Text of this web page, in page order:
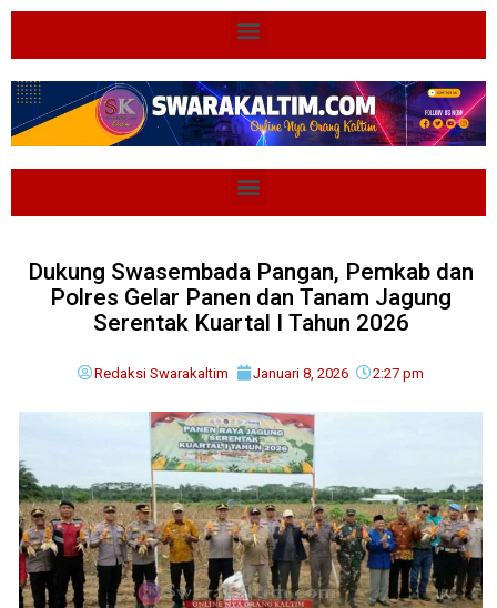
Dukung Swasembada Pangan, Pemkab dan
Polres Gelar Panen dan Tanam Jagung
Serentak Kuartal I Tahun 2026
Redaksi Swarakaltim Januari 8, 2026 2:27 pm